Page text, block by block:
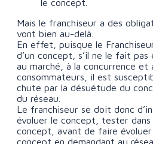
le concept.
Mais le franchiseur a des
vont bien au-delà.
En effet, puisque le
d’un concept, s’il ne le fait pas
au marché, à la concurrence
consommateurs, il est
chute par la désuétude du
du réseau.
Le franchiseur se doit donc
évoluer le concept, tester
concept, avant de faire
concept en demandant au